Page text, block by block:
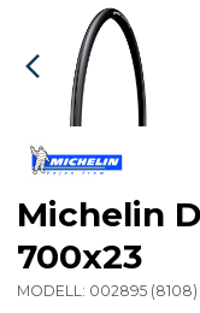
Michelin
700x23
MODELL: 002895 (8108)